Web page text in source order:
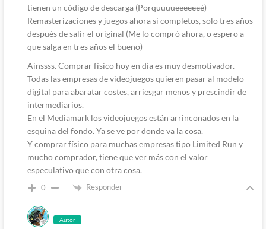
tienen un código de descarga (Porquuuueeeeeeé)
Remasterizaciones y juegos ahora sí completos, solo tres años
después de salir el original (Me lo compró ahora, o espero a
que salga en tres años el bueno)
Ainssss. Comprar físico hoy en día es muy desmotivador.
Todas las empresas de videojuegos quieren pasar al modelo
digital para abaratar costes, arriesgar menos y prescindir de
intermediarios.
En el Mediamark los videojuegos están arrinconados en la
esquina del fondo. Ya se ve por donde va la cosa.
Y comprar físico para muchas empresas tipo Limited Run y
mucho comprador, tiene que ver más con el valor
especulativo que con otra cosa.
0 Responder
Autor